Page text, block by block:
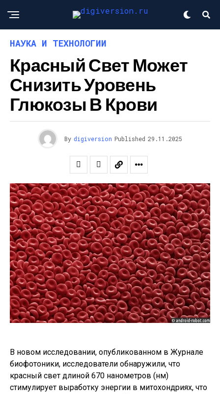
НАУКА И ТЕХНОЛОГИИ
Красный Свет Может
Снизить Уровень
Глюкозы В Крови
By digiversion Published 29.11.2025
В новом исследовании, опубликованном в Журнале
биофотоники, исследователи обнаружили, что
красный свет длиной 670 нанометров (нм)
стимулирует выработку энергии в митохондриях, что